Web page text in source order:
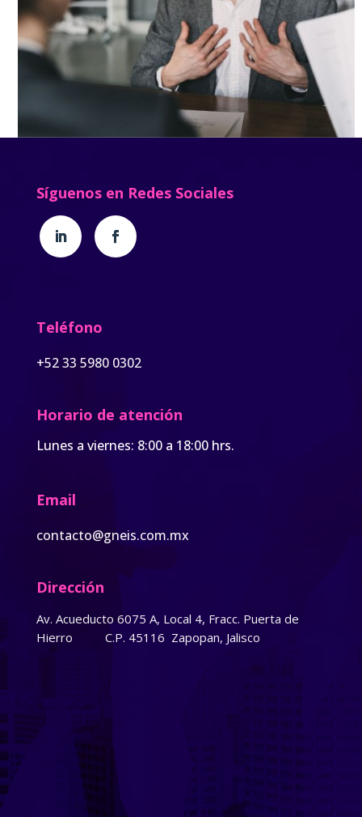
Síguenos en Redes Sociales
Teléfono
+52 33 5980 0302
Horario de atención
Lunes a viernes: 8:00 a 18:00 hrs.
Email
contacto@gneis.com.mx
Dirección
Av. Acueducto 6075 A, Local 4, Fracc. Puerta de
Hierro C.P. 45116 Zapopan, Jalisco